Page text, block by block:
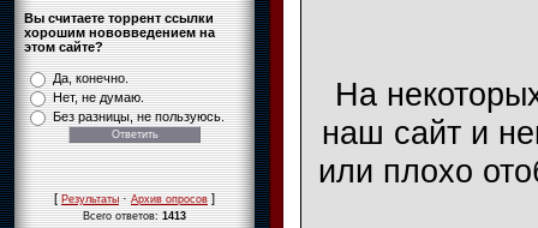
Вы считаете торрент ссылки
хорошим нововведением на
этом сайте?
Да, конечно.
Нет, не думаю.
Без разницы, не пользуюсь.
[Результаты·Архив опросов]
Всего ответов:1413
На
наш сайт и
или плохо